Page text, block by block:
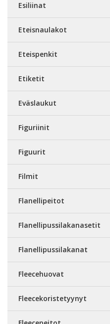
Esiliinat
Eteisnaulakot
Eteispenkit
Etiketit
Eväslaukut
Figuriinit
Figuurit
Filmit
Flanellipeitot
Flanellipussilakanasetit
Flanellipussilakanat
Fleecehuovat
Fleecekoristetyynyt